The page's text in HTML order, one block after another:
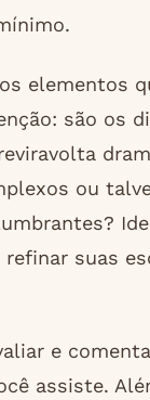
elementos
são os
ou
suas
e
assiste.